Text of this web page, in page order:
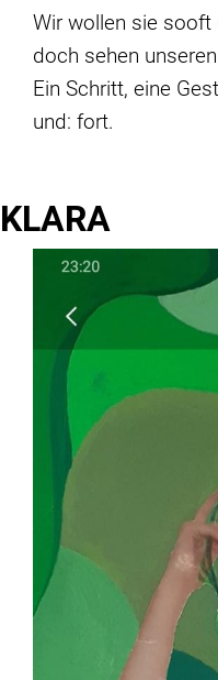
Wir wollen sie sooft
doch sehen
Ein Schritt, eine
und: fort.
KLARA